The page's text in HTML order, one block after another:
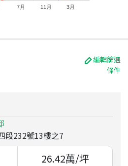
7月 11月 3月
編輯篩選
條件
段232號13樓之7
26.42萬/坪